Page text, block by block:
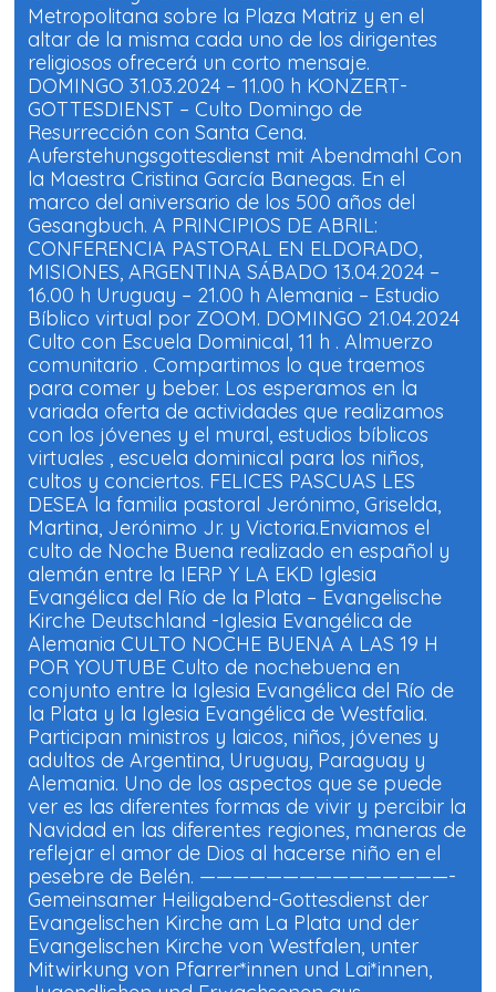
n
u
n
a
v
e
n
t
a
n
a
n
u
e
v
a
)
n
u
n
a
v
e
n
t
a
n
a
n
u
e
v
a
)
Metropolitana sobre la Plaza Matriz y en el
altar de la misma cada uno de los dirigentes
religiosos ofrecerá un corto mensaje.
DOMINGO 31.03.2024 – 11.00 h KONZERT-
GOTTESDIENST – Culto Domingo de
Resurrección con Santa Cena.
Auferstehungsgottesdienst mit Abendmahl Con
la Maestra Cristina García Banegas. En el
marco del aniversario de los 500 años del
Gesangbuch. A PRINCIPIOS DE ABRIL:
CONFERENCIA PASTORAL EN ELDORADO,
MISIONES, ARGENTINA SÁBADO 13.04.2024 –
16.00 h Uruguay – 21.00 h Alemania – Estudio
Bíblico virtual por ZOOM. DOMINGO 21.04.2024
Culto con Escuela Dominical, 11 h . Almuerzo
comunitario . Compartimos lo que traemos
para comer y beber. Los esperamos en la
variada oferta de actividades que realizamos
con los jóvenes y el mural, estudios bíblicos
virtuales , escuela dominical para los niños,
cultos y conciertos. FELICES PASCUAS LES
DESEA la familia pastoral Jerónimo, Griselda,
Martina, Jerónimo Jr. y Victoria.Enviamos el
culto de Noche Buena realizado en español y
alemán entre la IERP Y LA EKD Iglesia
Evangélica del Río de la Plata – Evangelische
Kirche Deutschland -Iglesia Evangélica de
Alemania CULTO NOCHE BUENA A LAS 19 H
POR YOUTUBE Culto de nochebuena en
conjunto entre la Iglesia Evangélica del Río de
la Plata y la Iglesia Evangélica de Westfalia.
Participan ministros y laicos, niños, jóvenes y
adultos de Argentina, Uruguay, Paraguay y
Alemania. Uno de los aspectos que se puede
ver es las diferentes formas de vivir y percibir la
Navidad en las diferentes regiones, maneras de
reflejar el amor de Dios al hacerse niño en el
pesebre de Belén. ———————————————-
Gemeinsamer Heiligabend-Gottesdienst der
Evangelischen Kirche am La Plata und der
Evangelischen Kirche von Westfalen, unter
Mitwirkung von Pfarrer*innen und Lai*innen,